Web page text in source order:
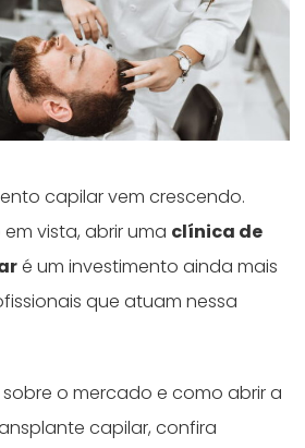
capilar vem crescendo.
vista, abrir uma clínica de
é um investimento ainda mais
que atuam nessa
o mercado e como abrir a
capilar, confira